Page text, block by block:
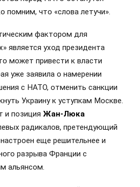
помним, что «слова летучи».
фактором для
является уход президента
может привести к власти
уже заявила о намерении
с НАТО, отменить санкции
Украину к уступкам Москве.
и позиция Жан-Люка
радикалов, претендующий
еще решительнее и
разрыва Франции с
альянсом.